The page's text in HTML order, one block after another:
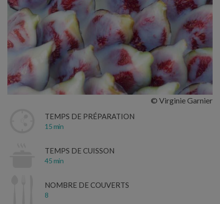
© Virginie Garnier
TEMPS DE PRÉPARATION
15 min
TEMPS DE CUISSON
45 min
NOMBRE DE COUVERTS
8